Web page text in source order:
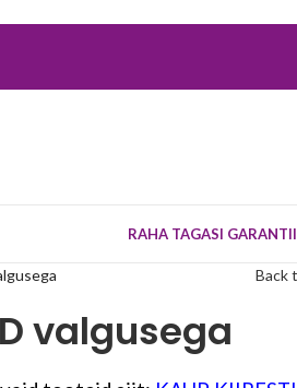
RAHA TAGASI GARANTII
Back
valgusega